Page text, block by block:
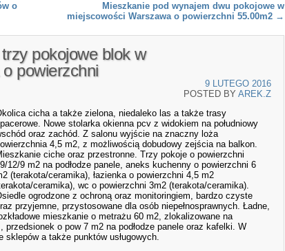
o
Mieszkanie pod wynajem dwu pokojowe w
miejscowości Warszawa o powierzchni 55.00m2 →
pokojowe blok w
powierzchni
9 LUTEGO 2016
POSTED BY AREK.Z
cicha a także zielona, niedaleko las a także trasy
Nowe stolarka okienna pcv z widokiem na południowy
oraz zachód. Z salonu wyjście na znaczny loża
4,5 m2, z możliwością dobudowy zejścia na balkon.
ciche oraz przestronne. Trzy pokoje o powierzchni
12/9 m2 na podłodze panele, aneks kuchenny o powierzchni 6
(terakota/ceramika), łazienka o powierzchni 4,5 m2
ceramika), wc o powierzchni 3m2 (terakota/ceramika).
ogrodzone z ochroną oraz monitoringiem, bardzo czyste
przyjemne, przystosowane dla osób niepełnosprawnych. Ładne,
mieszkanie o metrażu 60 m2, zlokalizowane na
o pow 7 m2 na podłodze panele oraz kafelki. W
a także punktów usługowych.